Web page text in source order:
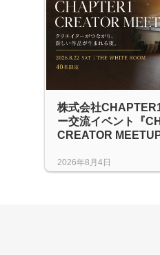
株式会社
ー交流イベント『
CREATOR
2026年8月4日